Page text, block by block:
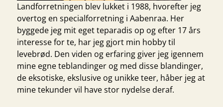
Landforretningen blev lukket i 1988, hvorefter jeg
overtog en specialforretning i Aabenraa. Her
byggede jeg mit eget teparadis op og efter 17 års
interesse for te, har jeg gjort min hobby til
levebrød. Den viden og erfaring giver jeg igennem
mine egne teblandinger og med disse blandinger,
de eksotiske, ekslusive og unikke teer, håber jeg at
mine tekunder vil have stor nydelse deraf.